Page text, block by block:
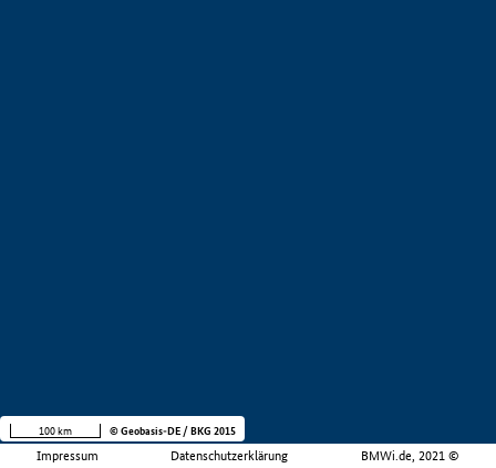
Impressum Datenschutzerklärung BMWi.de, 2021 ©
100 km © Geobasis-DE / BKG 2015